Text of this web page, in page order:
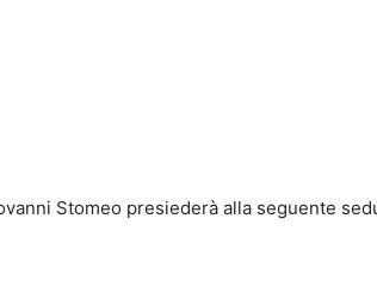
Stomeo presiederà alla seguente